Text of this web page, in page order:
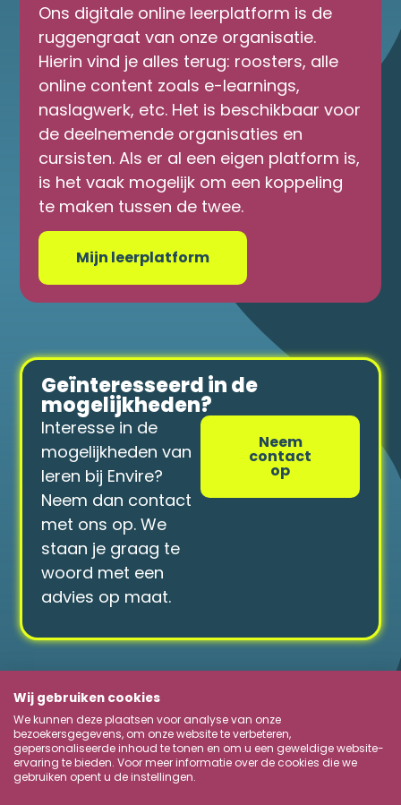
Ons digitale online leerplatform is de
ruggengraat van onze organisatie.
Hierin vind je alles terug: roosters, alle
online content zoals e-learnings,
naslagwerk, etc. Het is beschikbaar voor
de deelnemende organisaties en
cursisten. Als er al een eigen platform is,
is het vaak mogelijk om een koppeling
te maken tussen de twee.
Mijn leerplatform
Geïnteresseerd in de
mogelijkheden?
Interesse in de
mogelijkheden van
leren bij Envire?
Neem dan contact
met ons op. We
staan je graag te
woord met een
advies op maat.
Neem
contact
op
Over Envire
Onze opleidingen
Wij gebruiken cookies
We kunnen deze plaatsen voor analyse van onze
bezoekersgegevens, om onze website te verbeteren,
gepersonaliseerde inhoud te tonen en om u een geweldige website-
ervaring te bieden. Voor meer informatie over de cookies die we
gebruiken opent u de instellingen.